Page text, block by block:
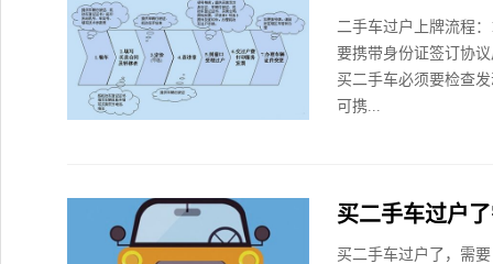
二手车过户上牌流程
要携带身份证签订协
买二手车必须要检查
可携...
买二手车过户
买二手车过户了，需